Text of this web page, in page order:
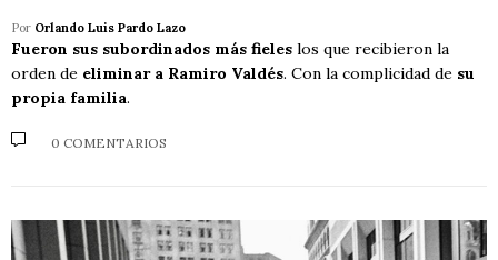
Por Orlando Luis Pardo Lazo
Fueron sus subordinados más fieles los que recibieron la
orden de eliminar a Ramiro Valdés. Con la complicidad de su
propia familia.
0 COMENTARIOS